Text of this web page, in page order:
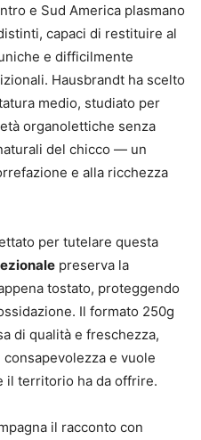
e Sud America plasmano
capaci di restituire al
e difficilmente
Hausbrandt ha scelto
medio, studiato per
organolettiche senza
del chicco — un
e alla ricchezza
per tutelare questa
preserva la
tostato, proteggendo
Il formato 250g
di qualità e freschezza,
e vuole
il territorio ha da offrire.
il racconto con